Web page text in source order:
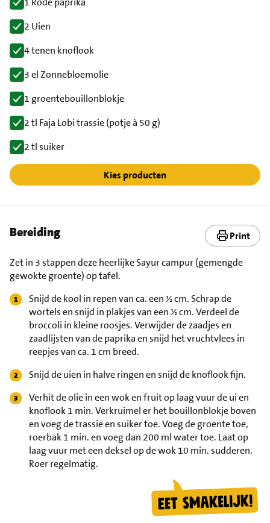
2 Uien
4 tenen knoflook
3 el Zonnebloemolie
1 groentebouillonblokje
2 tl Faja Lobi trassie (potje à 50 g)
2 tl suiker
Kies producten
Bereiding Print
Zet in 3 stappen deze heerlijke Sayur campur (gemengde
gewokte groente) op tafel.
Snijd de kool in repen van ca. een ½ cm. Schrap de
wortels en snijd in plakjes van een ½ cm. Verdeel de
broccoli in kleine roosjes. Verwijder de zaadjes en
zaadlijsten van de paprika en snijd het vruchtvlees in
reepjes van ca. 1 cm breed.
Snijd de uien in halve ringen en snijd de knoflook fijn.
Verhit de olie in een wok en fruit op laag vuur de ui en
knoflook 1 min. Verkruimel er het bouillonblokje boven
en voeg de trassie en suiker toe. Voeg de groente toe,
roerbak 1 min. en voeg dan 200 ml water toe. Laat op
laag vuur met een deksel op de wok 10 min. sudderen.
Roer regelmatig.